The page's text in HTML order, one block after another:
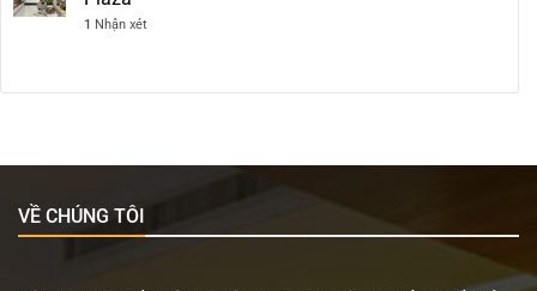
1 Nhận xét
VỀ CHÚNG TÔI